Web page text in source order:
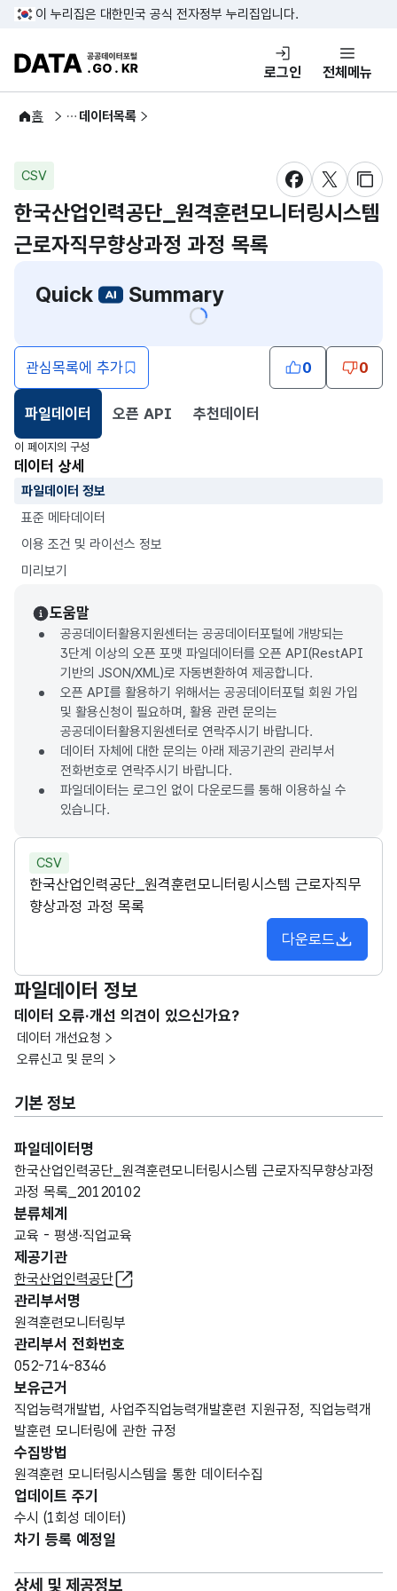
콘텐츠 바로가기
푸터 바로가기
이 누리집은 대한민국 공식 전자정부 누리집입니다.
DATA.GO.KR 공공데이터포털
로그인 전체메뉴
홈
공공데이터 데이터목록
CSV
새창 열림새창 열림
새창
한국산업인력공단_원격훈련모니터링시스템
근로자직무향상과정 과정 목록
Quick
Summary
관심목록에 추가 0 0
파일데이터
선택됨
오픈 API 추천데이터
이 페이지의 구성
데이터 상세
파일데이터 정보
표준 메타데이터
이용 조건 및 라이선스 정보
미리보기
도움말
공공데이터활용지원센터는 공공데이터포털에 개방되는
3단계 이상의 오픈 포맷 파일데이터를 오픈 API(RestAPI
기반의 JSON/XML)로 자동변환하여 제공합니다.
오픈 API를 활용하기 위해서는 공공데이터포털 회원 가입
및 활용신청이 필요하며, 활용 관련 문의는
공공데이터활용지원센터로 연락주시기 바랍니다.
데이터 자체에 대한 문의는 아래 제공기관의 관리부서
전화번호로 연락주시기 바랍니다.
파일데이터는 로그인 없이 다운로드를 통해 이용하실 수
있습니다.
CSV
한국산업인력공단_원격훈련모니터링시스템 근로자직무
향상과정 과정 목록
다운로드
파일데이터 정보
데이터 오류·개선 의견이 있으신가요?
데이터 개선요청
오류신고 및 문의
기본 정보
파일데이터명
한국산업인력공단_원격훈련모니터링시스템 근로자직무향상과정
과정 목록_20120102
분류체계
교육 - 평생·직업교육
제공기관
한국산업인력공단
관리부서명
원격훈련모니터링부
관리부서 전화번호
052-714-8346
보유근거
직업능력개발법, 사업주직업능력개발훈련 지원규정, 직업능력개
발훈련 모니터링에 관한 규정
수집방법
원격훈련 모니터링시스템을 통한 데이터수집
업데이트 주기
수시 (1회성 데이터)
차기 등록 예정일
상세 및 제공정보